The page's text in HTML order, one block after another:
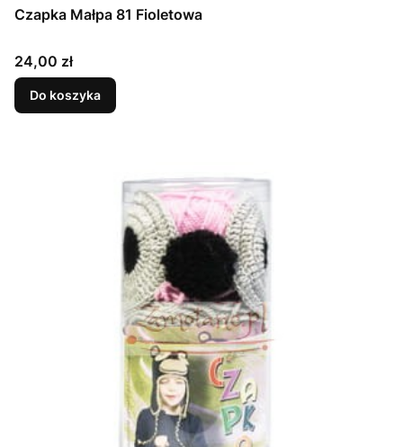
Czapka Małpa 81 Fioletowa
Cena
24,00 zł
Do koszyka